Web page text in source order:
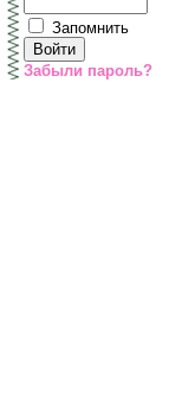
Запомнить
Забыли пароль?